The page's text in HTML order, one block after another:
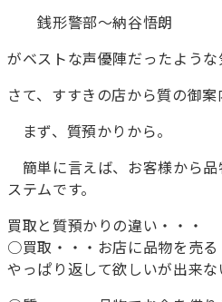
銭形警部～納谷悟朗
がベストな声優陣だったような
さて、すすきの店から質の御案
まず、質預かりから。
簡単に言えば、お客様から
ステムです。
買取と質預かりの違い・・・
○買取・・・お店に品物を売
やっぱり返して欲しいが出来な